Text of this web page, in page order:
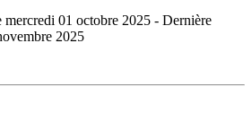
01 octobre 2025 - Dernière
2025